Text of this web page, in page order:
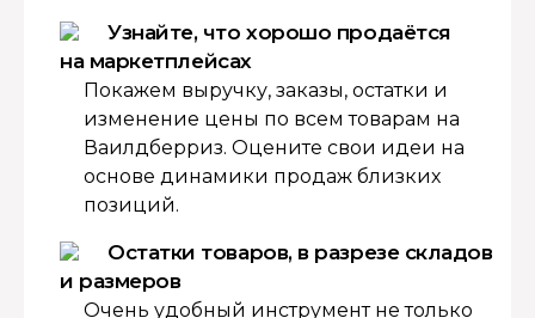
Узнайте, что хорошо продаётся
на маркетплейсах
Покажем выручку, заказы, остатки и
изменение цены по всем товарам на
Ваилдберриз. Оцените свои идеи на
основе динамики продаж близких
позиций.
Остатки товаров, в разрезе складов
и размеров
Очень удобный инструмент не только